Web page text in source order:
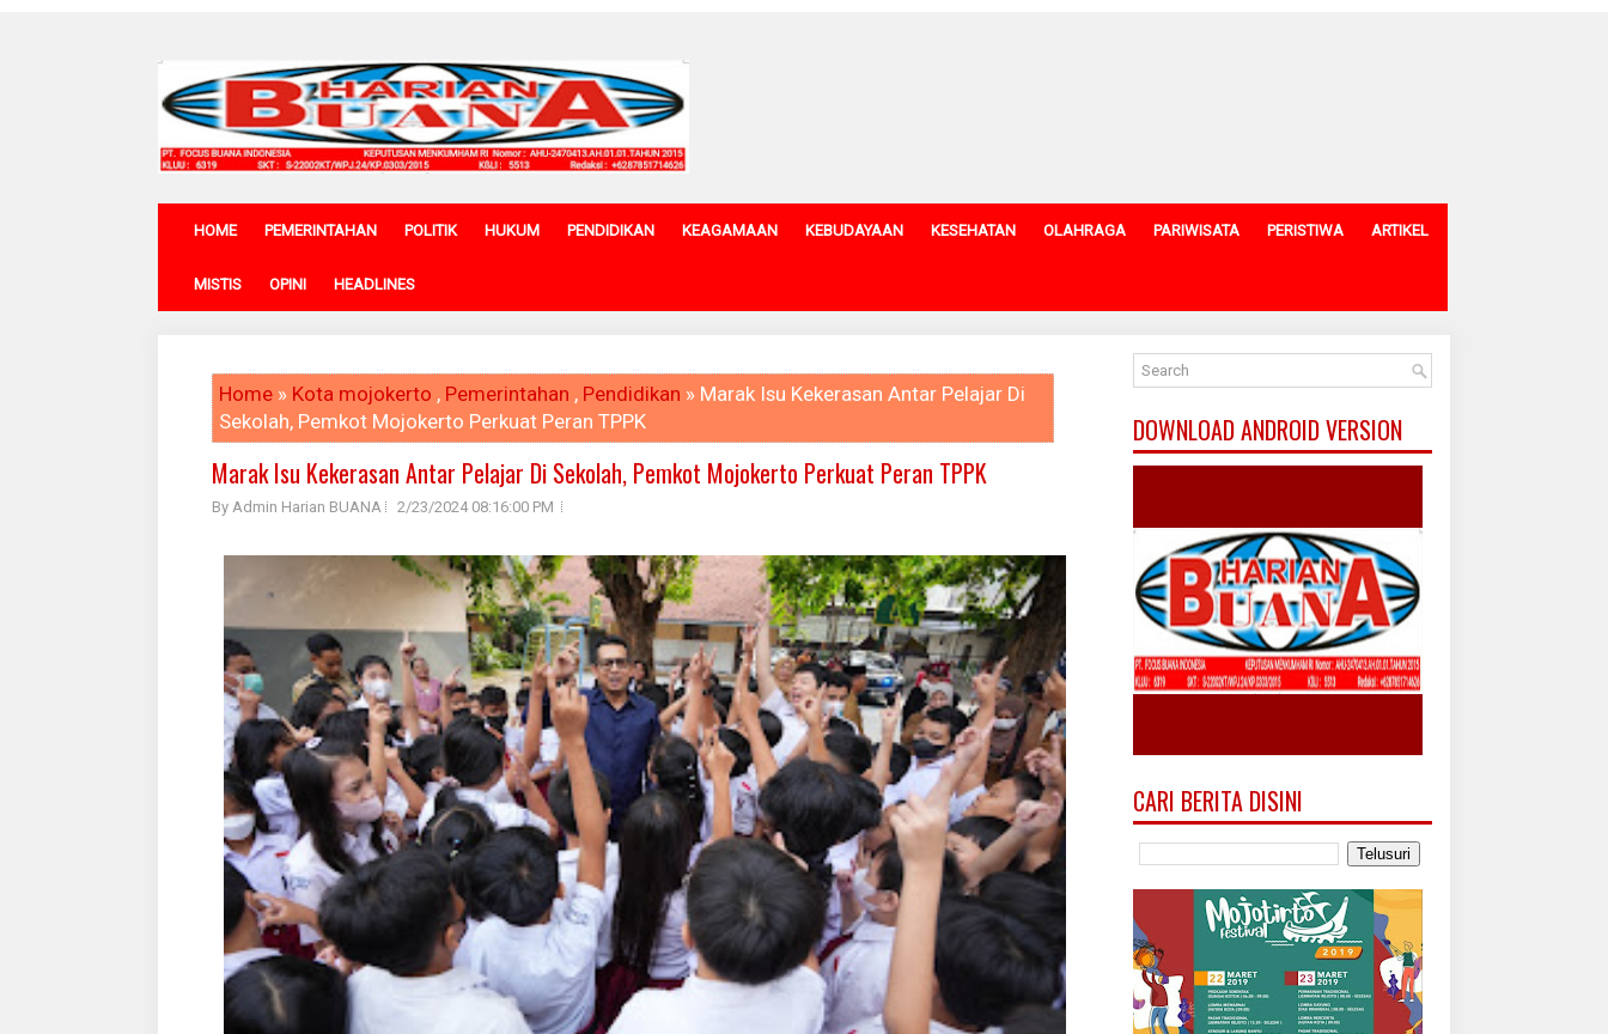
HOME PEMERINTAHAN POLITIK HUKUM PENDIDIKAN KEAGAMAAN KEBUDAYAAN KESEHATAN OLAHRAGA PARIWISATA PERISTIWA ARTIKEL
MISTIS OPINI HEADLINES
Home » Kota mojokerto , Pemerintahan , Pendidikan » Marak Isu Kekerasan Antar Pelajar Di
Sekolah, Pemkot Mojokerto Perkuat Peran TPPK
Marak Isu Kekerasan Antar Pelajar Di Sekolah, Pemkot Mojokerto Perkuat Peran TPPK
By Admin Harian BUANA 2/23/2024 08:16:00 PM
DOWNLOAD ANDROID VERSION
CARI BERITA DISINI